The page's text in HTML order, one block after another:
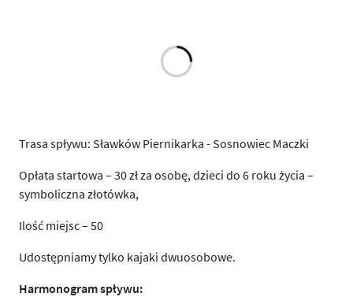
Trasa spływu: Sławków Piernikarka - Sosnowiec Maczki
Opłata startowa – 30 zł za osobę, dzieci do 6 roku życia –
symboliczna złotówka,
Ilość miejsc – 50
Udostępniamy tylko kajaki dwuosobowe.
Harmonogram spływu: